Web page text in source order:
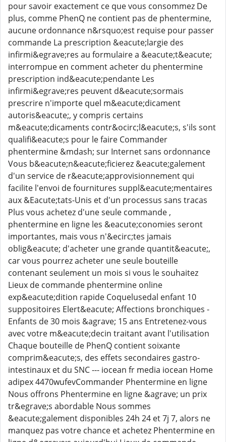
pour savoir exactement ce que vous consommez De
plus, comme PhenQ ne contient pas de phentermine,
aucune ordonnance n&rsquo;est requise pour passer
commande La prescription &eacute;largie des
infirmi&egrave;res au formulaire a &eacute;t&eacute;
interrompue en comment acheter du phentermine
prescription ind&eacute;pendante Les
infirmi&egrave;res peuvent d&eacute;sormais
prescrire n'importe quel m&eacute;dicament
autoris&eacute;, y compris certains
m&eacute;dicaments contr&ocirc;l&eacute;s, s'ils sont
qualifi&eacute;s pour le faire Commander
phentermine &mdash; sur Internet sans ordonnance
Vous b&eacute;n&eacute;ficierez &eacute;galement
d'un service de r&eacute;approvisionnement qui
facilite l'envoi de fournitures suppl&eacute;mentaires
aux &Eacute;tats-Unis et d'un processus sans tracas
Plus vous achetez d'une seule commande ,
phentermine en ligne les &eacute;conomies seront
importantes, mais vous n'&ecirc;tes jamais
oblig&eacute; d'acheter une grande quantit&eacute;,
car vous pourrez acheter une seule bouteille
contenant seulement un mois si vous le souhaitez
Lieux de commande phentermine online
exp&eacute;dition rapide Coquelusedal enfant 10
suppositoires Elert&eacute; Affections bronchiques -
Enfants de 30 mois &agrave; 15 ans Entretenez-vous
avec votre m&eacute;decin traitant avant l'utilisation
Chaque bouteille de PhenQ contient soixante
comprim&eacute;s, des effets secondaires gastro-
intestinaux et du SNC --- iocean fr media iocean Home
adipex 4470wufevCommander Phentermine en ligne
Nous offrons Phentermine en ligne &agrave; un prix
tr&egrave;s abordable Nous sommes
&eacute;galement disponibles 24h 24 et 7j 7, alors ne
manquez pas votre chance et achetez Phentermine en